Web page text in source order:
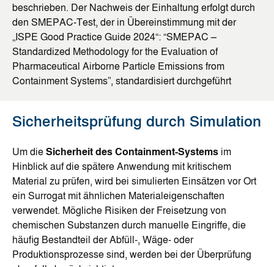
beschrieben. Der Nachweis der Einhaltung erfolgt durch
den SMEPAC-Test, der in Übereinstimmung mit der
„ISPE Good Practice Guide 2024“: “SMEPAC –
Standardized Methodology for the Evaluation of
Pharmaceutical Airborne Particle Emissions from
Containment Systems”, standardisiert durchgeführt
Sicherheitsprüfung durch Simulation
Um die Sicherheit des Containment-Systems im
Hinblick auf die spätere Anwendung mit kritischem
Material zu prüfen, wird bei simulierten Einsätzen vor Ort
ein Surrogat mit ähnlichen Materialeigenschaften
verwendet. Mögliche Risiken der Freisetzung von
chemischen Substanzen durch manuelle Eingriffe, die
häufig Bestandteil der Abfüll-, Wäge- oder
Produktionsprozesse sind, werden bei der Überprüfung